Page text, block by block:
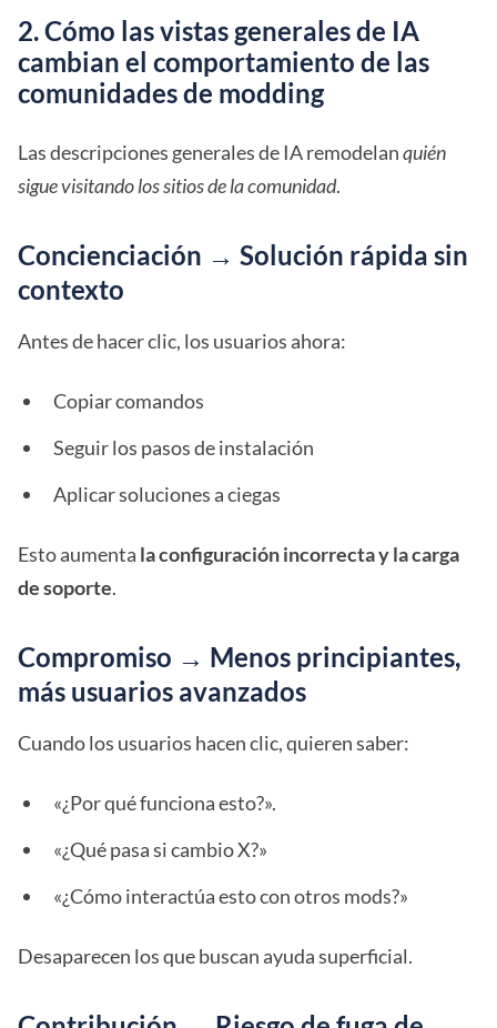
2. Cómo las vistas generales de IA
cambian el comportamiento de las
comunidades de modding
Las descripciones generales de IA remodelanquién
sigue visitando los sitios de la comunidad.
Concienciación → Solución rápida sin
contexto
Antes de hacer clic, los usuarios ahora:
Copiar comandos
Seguir los pasos de instalación
Aplicar soluciones a ciegas
Esto aumenta la configuración incorrecta y la carga
de soporte.
Compromiso → Menos principiantes,
más usuarios avanzados
Cuando los usuarios hacen clic, quieren saber:
«¿Por qué funciona esto?».
«¿Qué pasa si cambio X?»
«¿Cómo interactúa esto con otros mods?»
Desaparecen los que buscan ayuda superficial.